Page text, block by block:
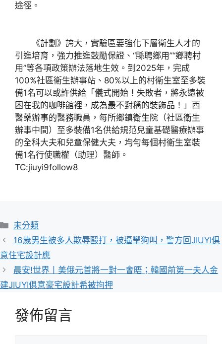
途徑。
《計劃》誇大，實驗區要強化下層衛生人才的
引進培育，強力推進鼓勵保證、“縣聘鄉用”“鄉聘村
用”等各項政策辦法落地生效。到2025年，完成
100%社區衛生辦事站、80%以上的村衛生室至多裝
備1名可以或許供給「儀式開始！失敗者，將永遠被
困在我的咖啡館裡，成為最不對稱的裝飾品！」西
醫藥辦事的醫務職員，每所鄉鎮衛生院（社區衛生
辦事中間）至多裝備1名供給規范兒童基礎醫療辦事
的全科大夫和兒童保健大夫，均勻每個村衛生室裝
備1名行使職權（助理）醫師。
TC:jiuyi9follow8
分
類
未分類
16歲男生被多人欺辱毆打，被逼學狗叫，警方回JIUYI俱
意住宅設計應
晨安!世界丨美俄元首將一對一會晤；韓國前第一夫人金
建JIUYI俱意豪宅設計希被拘押
發佈留言